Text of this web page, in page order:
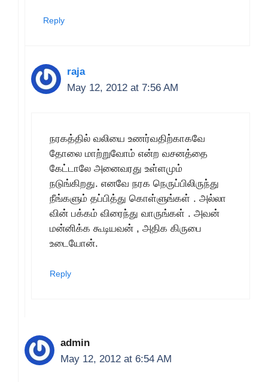
Reply
raja
May 12, 2012 at 7:56 AM
நரகத்தில் வலியை உணர்வதிற்காகவே
தோலை மாற்றுவோம் என்ற வசனத்தை
கேட்டாலே அனைவரது உள்ளமும்
நடுங்கிறது. எனவே நரக நெருப்பிலிருந்து
நீங்களும் தப்பித்து கொள்ளுங்கள் . அல்லா
வின் பக்கம் விரைந்து வாருங்கள் . அவன்
மன்னிக்க கூடியவன் , அதிக கிருபை
உடையோன்.
Reply
admin
May 12, 2012 at 6:54 AM